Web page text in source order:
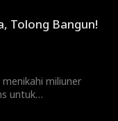
Tolong Bangun!
miliuner
untuk